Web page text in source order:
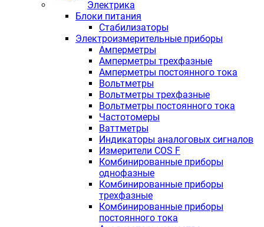
Электрика
Блоки питания
Стабилизаторы
Электроизмерительные приборы
Амперметры
Амперметры трехфазные
Амперметры постоянного тока
Вольтметры
Вольтметры трехфазные
Вольтметры постоянного тока
Частотомеры
Ваттметры
Индикаторы аналоговых сигналов
Измерители COS F
Комбинированные приборы
однофазные
Комбинированные приборы
трехфазные
Комбинированные приборы
постоянного тока